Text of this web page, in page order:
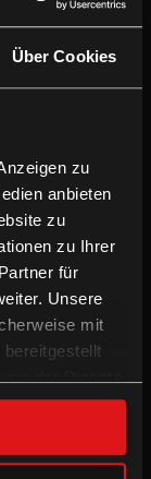
Über Cookies
zu
anbieten
zu
zu Ihrer
für
Unsere
mit
nur weil